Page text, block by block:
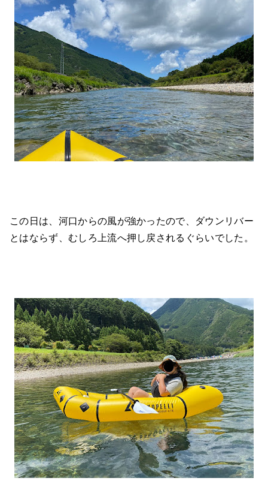
この日は、河口からの風が強かったので、ダウンリバー
とはならず、むしろ上流へ押し戻されるぐらいでした。